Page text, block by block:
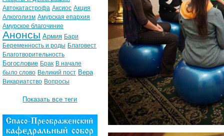
Автокатастрофа Аксиос Акция
Алкоголизм Амурская епархия
Амурское благочиние
Анонсы Армия Бари
Беременность и роды Благовест
Благотворительность
Богословие Брак В начале
было слово Великий пост Вера
Викариатство Вопросы
Показать все теги